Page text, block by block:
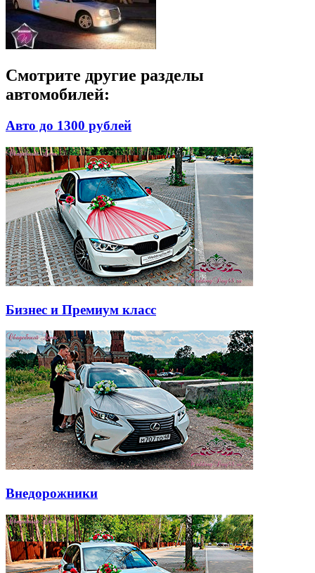
Смотрите другие разделы
автомобилей:
Авто до 1300 рублей
Бизнес и Премиум класс
Внедорожники